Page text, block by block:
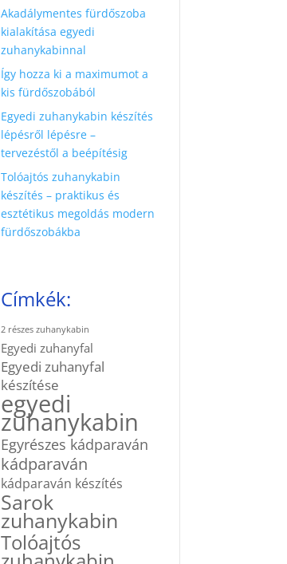
Akadálymentes fürdőszoba
kialakítása egyedi
zuhanykabinnal
Így hozza ki a maximumot a
kis fürdőszobából
Egyedi zuhanykabin készítés
lépésről lépésre –
tervezéstől a beépítésig
Tolóajtós zuhanykabin
készítés – praktikus és
esztétikus megoldás modern
fürdőszobákba
Címkék:
2 részes zuhanykabin
Egyedi zuhanyfal
Egyedi zuhanyfal
készítése
egyedi
zuhanykabin
Egyrészes kádparaván
kádparaván
kádparaván készítés
Sarok
zuhanykabin
Tolóajtós